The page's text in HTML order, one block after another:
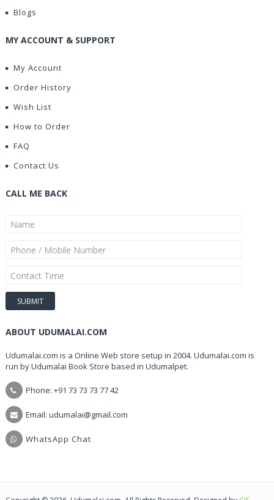
Blogs
MY ACCOUNT & SUPPORT
My Account
Order History
Wish List
How to Order
FAQ
Contact Us
CALL ME BACK
ABOUT UDUMALAI.COM
Udumalai.com is a Online Web store setup in 2004. Udumalai.com is
run by Udumalai Book Store based in Udumalpet.
Phone: +91 73 73 73 77 42
Email: udumalai@gmail.com
WhatsApp Chat